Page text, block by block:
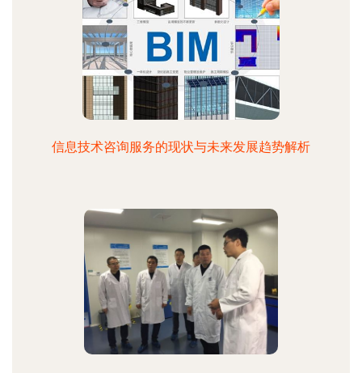
信息技术咨询服务的现状与未来发展趋势解析